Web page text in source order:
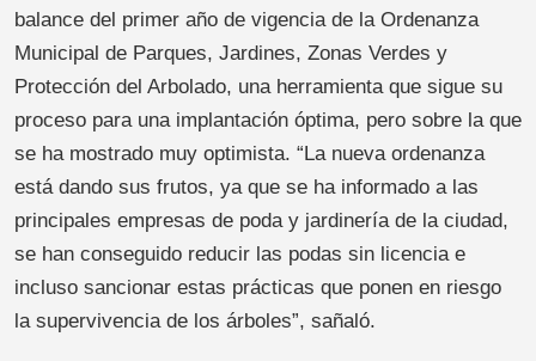
balance del primer año de vigencia de la Ordenanza
Municipal de Parques, Jardines, Zonas Verdes y
Protección del Arbolado, una herramienta que sigue su
proceso para una implantación óptima, pero sobre la que
se ha mostrado muy optimista. “La nueva ordenanza
está dando sus frutos, ya que se ha informado a las
principales empresas de poda y jardinería de la ciudad,
se han conseguido reducir las podas sin licencia e
incluso sancionar estas prácticas que ponen en riesgo
la supervivencia de los árboles”, sañaló.